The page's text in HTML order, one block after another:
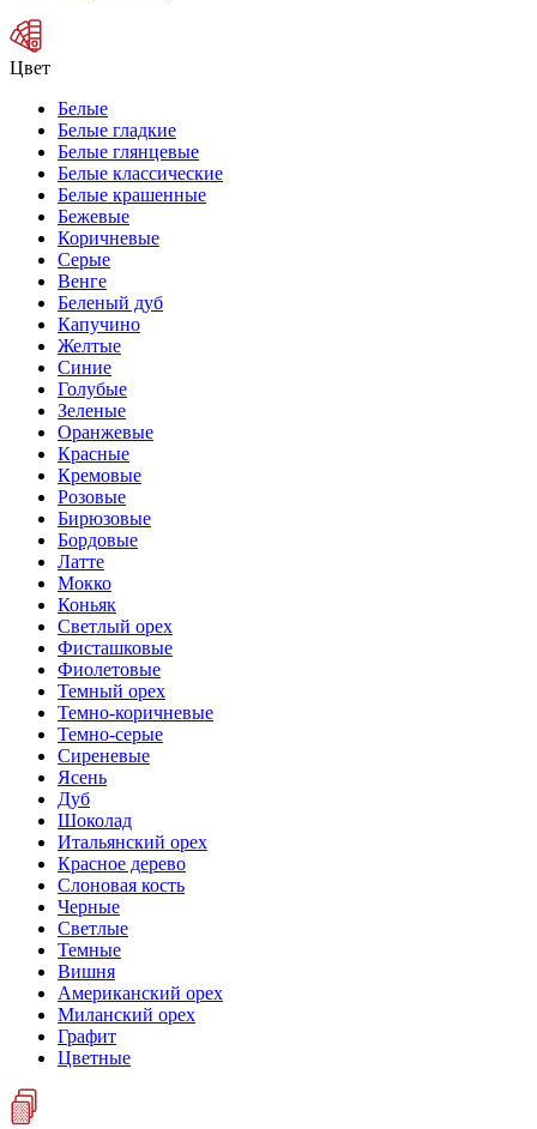
Цвет
Белые
Белые гладкие
Белые глянцевые
Белые классические
Белые крашенные
Бежевые
Коричневые
Серые
Венге
Беленый дуб
Капучино
Желтые
Синие
Голубые
Зеленые
Оранжевые
Красные
Кремовые
Розовые
Бирюзовые
Бордовые
Латте
Мокко
Коньяк
Светлый орех
Фисташковые
Фиолетовые
Темный орех
Темно-коричневые
Темно-серые
Сиреневые
Ясень
Дуб
Шоколад
Итальянский орех
Красное дерево
Слоновая кость
Черные
Светлые
Темные
Вишня
Американский орех
Миланский орех
Графит
Цветные